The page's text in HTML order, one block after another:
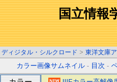
国立情報
ディジタル・シルクロード > 東洋文庫
カラー画像サムネイル - 目次 -